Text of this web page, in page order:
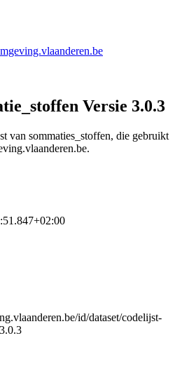
Versie 3.0.3
van sommaties_stoffen, die gebruikt
id/dataset/codelijst-